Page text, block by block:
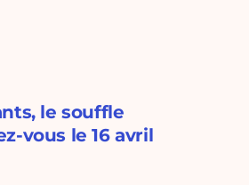
le souffle
vous le 16 avril